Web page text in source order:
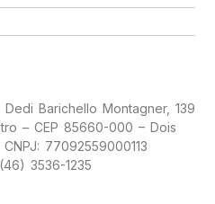
Barichello Montagner, 139
– CEP 85660-000 – Dois
77092559000113
3536-1235